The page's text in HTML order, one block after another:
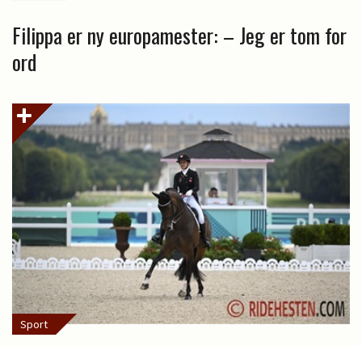
Filippa er ny europamester: – Jeg er tom for
ord
Sport